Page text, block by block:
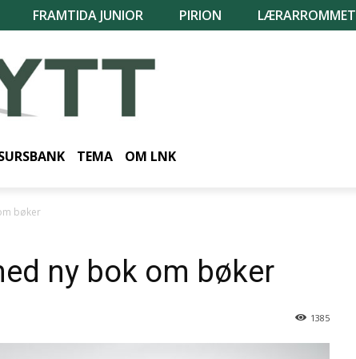
FRAMTIDA JUNIOR PIRION LÆRARROMMET
TEMA OM LNK
bøker
ny bok om bøker
1385